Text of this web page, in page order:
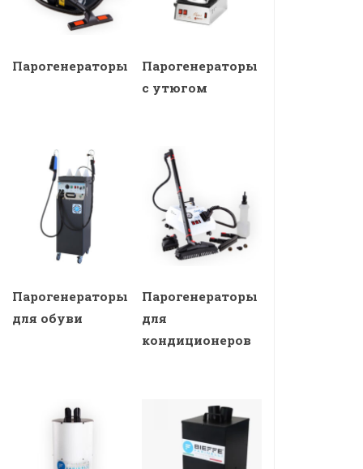
Парогенераторы
Парогенераторы
с утюгом
Парогенераторы
для обуви
Парогенераторы
для
кондиционеров